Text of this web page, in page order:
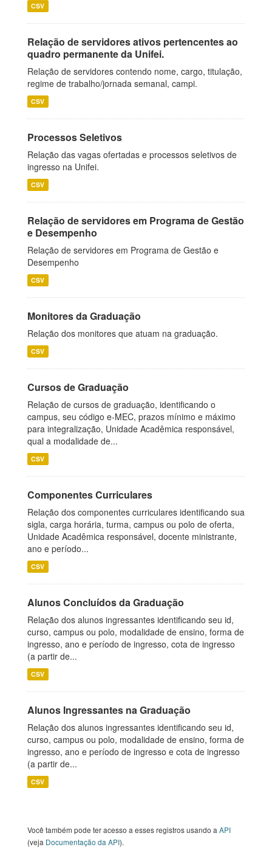
CSV
Relação de servidores ativos pertencentes ao
quadro permanente da Unifei.
Relação de servidores contendo nome, cargo, titulação,
regime de trabalho/jornada semanal, campi.
CSV
Processos Seletivos
Relação das vagas ofertadas e processos seletivos de
ingresso na Unifei.
CSV
Relação de servidores em Programa de Gestão
e Desempenho
Relação de servidores em Programa de Gestão e
Desempenho
CSV
Monitores da Graduação
Relação dos monitores que atuam na graduação.
CSV
Cursos de Graduação
Relação de cursos de graduação, identificando o
campus, seu código e-MEC, prazos mínimo e máximo
para integralização, Unidade Acadêmica responsável,
qual a modalidade de...
CSV
Componentes Curriculares
Relação dos componentes curriculares identificando sua
sigla, carga horária, turma, campus ou polo de oferta,
Unidade Acadêmica responsável, docente ministrante,
ano e período...
CSV
Alunos Concluídos da Graduação
Relação dos alunos ingressantes identificando seu id,
curso, campus ou polo, modalidade de ensino, forma de
ingresso, ano e período de ingresso, cota de ingresso
(a partir de...
CSV
Alunos Ingressantes na Graduação
Relação dos alunos ingressantes identificando seu id,
curso, campus ou polo, modalidade de ensino, forma de
ingresso, ano e período de ingresso e cota de ingresso
(a partir de...
CSV
Você também pode ter acesso a esses registros usando a API
(veja Documentação da API).